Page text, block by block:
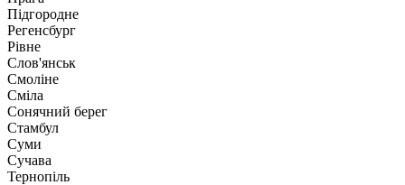
Підгородне
Регенсбург
Рівне
Слов'янськ
Смоліне
Сміла
Сонячний берег
Стамбул
Суми
Сучава
Тернопіль